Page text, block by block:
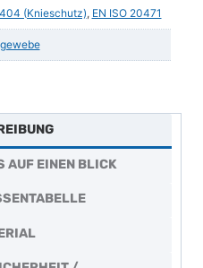
(Knieschutz), EN ISO 20471
AUF EINEN BLICK